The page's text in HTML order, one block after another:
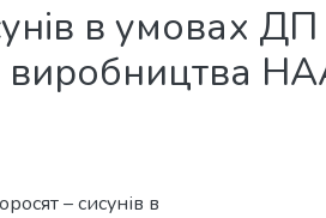
в умовах
виробництва
– сисунів в